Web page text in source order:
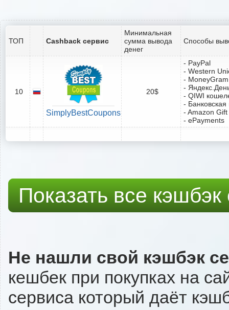
ТОП Cashback сервис
Минимальная
сумма вывода
денег
Способы
10
SimplyBestCoupons
20$
- PayPal
- Western
- MoneyGram
-
- QIWI
-
- Amazon
- ePayments
Показать все
Не нашли свой кэшбэк
кешбек при покупках на
сервиса который даёт